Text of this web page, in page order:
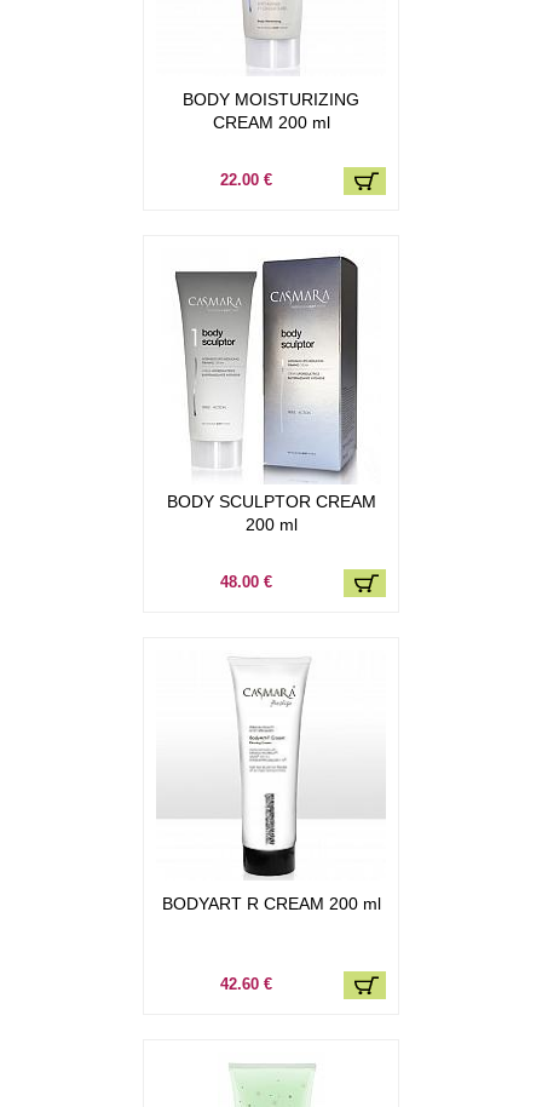
BODY MOISTURIZING
CREAM 200 ml
22.00 €
BODY SCULPTOR CREAM
200 ml
48.00 €
BODYART R CREAM 200 ml
42.60 €